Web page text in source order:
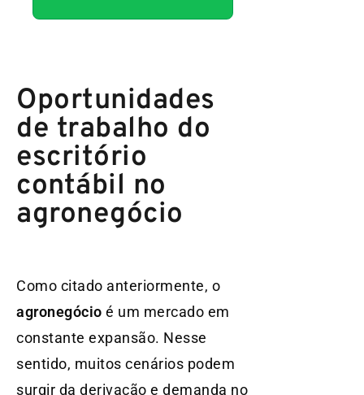
Oportunidades
de trabalho do
escritório
contábil no
agronegócio
Como citado anteriormente, o
agronegócio é um mercado em
constante expansão. Nesse
sentido, muitos cenários podem
surgir da derivação e demanda no